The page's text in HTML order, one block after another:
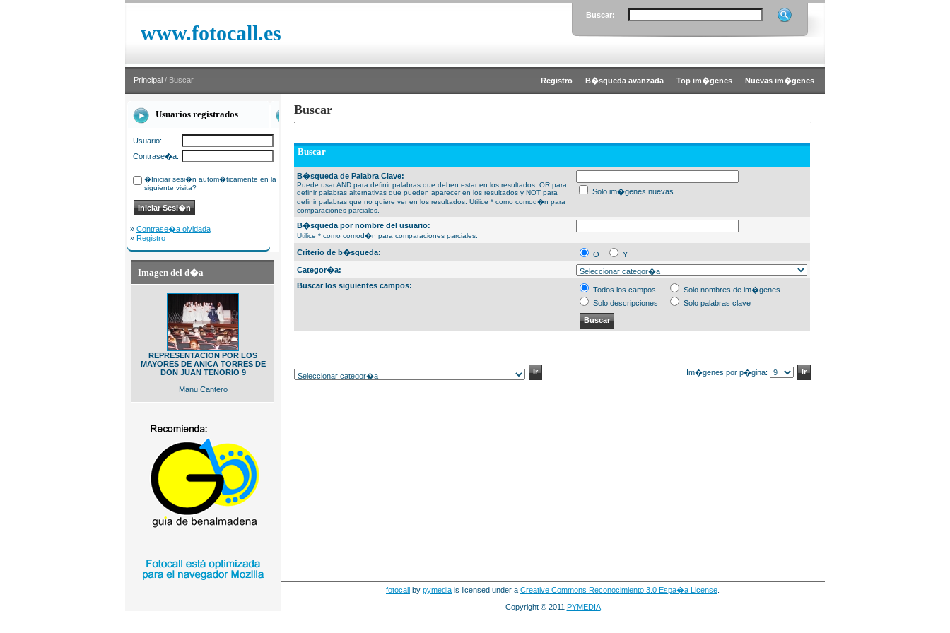
www.fotocall.es
Buscar:
Principal / Buscar Registro B�squeda avanzada Top im�genes Nuevas im�genes
Usuarios registrados
Usuario:
Contrase�a:
�Iniciar sesi�n autom�ticamente en la
siguiente visita?
» Contrase�a olvidada
» Registro
Imagen del d�a
REPRESENTACION POR LOS
MAYORES DE ANICA TORRES DE
DON JUAN TENORIO 9
Manu Cantero
Buscar
Buscar
B�squeda de Palabra Clave:
Puede usar AND para definir palabras que deben estar en los resultados, OR para
definir palabras alternativas que pueden aparecer en los resultados y NOT para
definir palabras que no quiere ver en los resultados. Utilice * como comod�n para
comparaciones parciales.
Solo im�genes nuevas
B�squeda por nombre del usuario:
Utilice * como comod�n para comparaciones parciales.
Criterio de b�squeda: O
Y
Categor�a:
Buscar los siguientes campos:
Todos los campos
Solo nombres de im�genes
Solo descripciones
Solo palabras clave
Im�genes por p�gina:
fotocall by pymedia is licensed under a Creative Commons Reconocimiento 3.0 Espa�a License
Copyright © 2011 PYMEDIA